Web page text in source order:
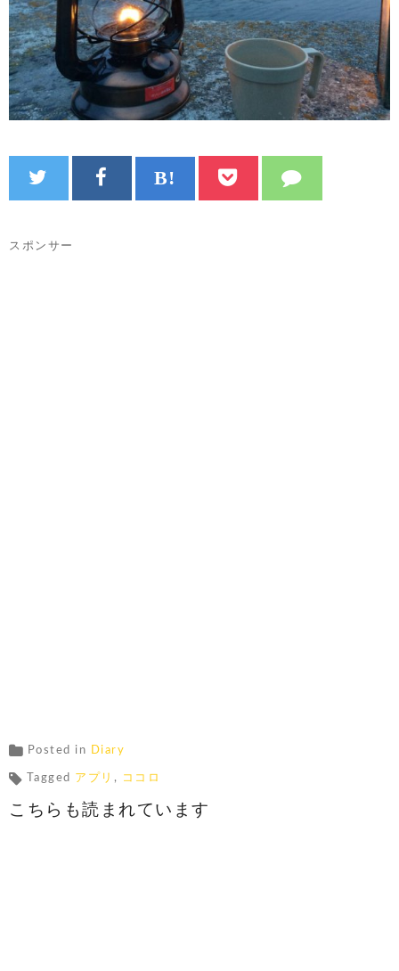
スポンサー
Posted in Diary
Tagged アプリ , ココロ
こちらも読まれています